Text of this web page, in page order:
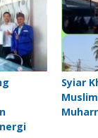
Syiar